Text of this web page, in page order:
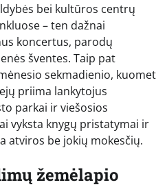
bei kultūros centrų
– ten dažnai
koncertus, parodų
šventes. Taip pat
sekmadienio, kuomet
priima lankytojus
parkai ir viešosios
vyksta knygų pristatymai ir
atviros be jokių mokesčių.
žemėlapio